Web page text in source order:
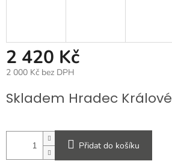
2 420 Kč
2 000 Kč bez DPH
cena:
Skladem Hradec Králové
Přidat do košíku